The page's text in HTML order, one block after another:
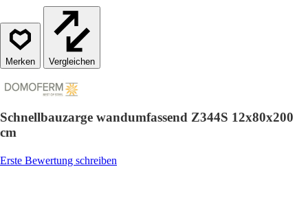
Vergleichen
Schnellbauzarge wandumfassend Z344S 12x80x200
cm
Erste Bewertung schreiben